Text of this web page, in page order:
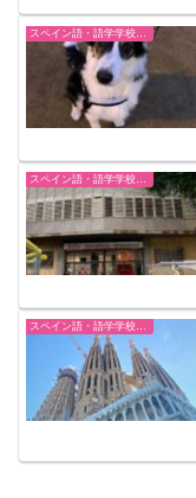
スペイン語・語学学校EOI
スペイン語・語学学校EOI